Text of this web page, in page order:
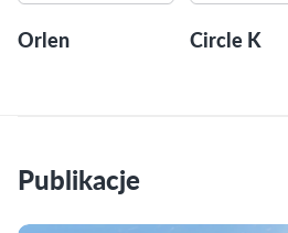
Orlen Circle K
Publikacje